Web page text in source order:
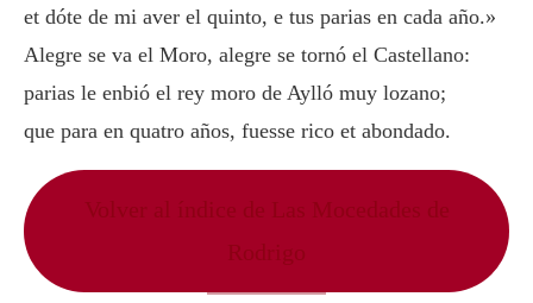
et dóte de mi aver el quinto, e tus parias en cada año.»
Alegre se va el Moro, alegre se tornó el Castellano:
parias le enbió el rey moro de Aylló muy lozano;
que para en quatro años, fuesse rico et abondado.